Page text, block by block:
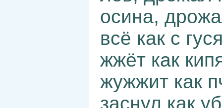
осина,
всё как с
жжёт как
жужжит как
заснул как